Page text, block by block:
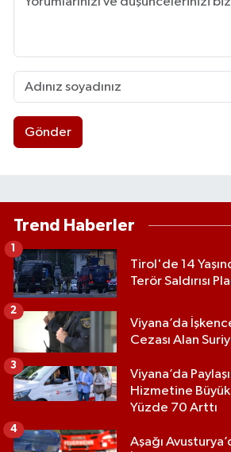
Gönder
Trend Haberler
Tirol'de 14
Terör Saldırısı
1
Viyana’da
Cezası Alan
2
Viyana’da
Hizmetine Büyük
Yüzde 70 Arttı
3
Aşağı
4